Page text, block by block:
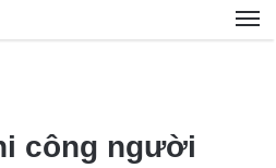
công người